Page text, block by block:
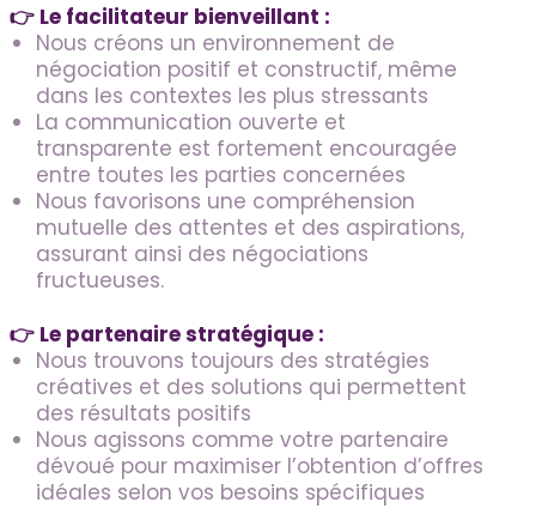
👉 Le facilitateur bienveillant :
Nous créons un environnement de
négociation positif et constructif, même
dans les contextes les plus stressants
La communication ouverte et
transparente est fortement encouragée
entre toutes les parties concernées
Nous favorisons une compréhension
mutuelle des attentes et des aspirations,
assurant ainsi des négociations
fructueuses.
👉 Le partenaire stratégique :
Nous trouvons toujours des stratégies
créatives et des solutions qui permettent
des résultats positifs
Nous agissons comme votre partenaire
dévoué pour maximiser l’obtention d’offres
idéales selon vos besoins spécifiques